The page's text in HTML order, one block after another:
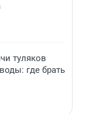
туляков
где брать